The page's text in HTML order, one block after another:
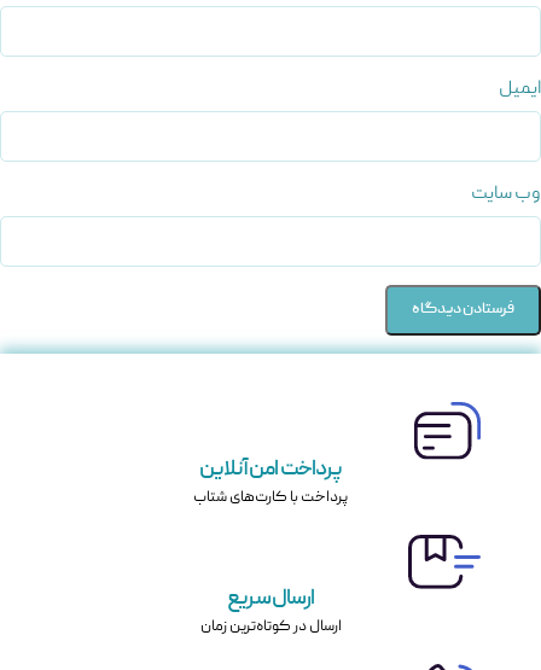
ایمیل
وب‌ سایت
پرداخت امن آنلاین
پرداخت با کارت‌های شتاب
ارسال سریع
ارسال در کوتاه‌ترین زمان